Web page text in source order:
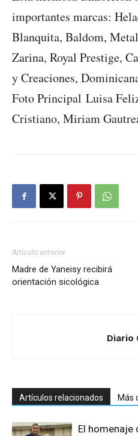
importantes marcas:
Blanquita, Baldom,
Zarina, Royal Prestige,
y Creaciones,
Foto Principal Luisa
Cristiano, Miriam
Artículo anterior
Madre de Yaneisy recibirá
orientación sicológica
Diario
Artículos relacionados Más
El homenaje